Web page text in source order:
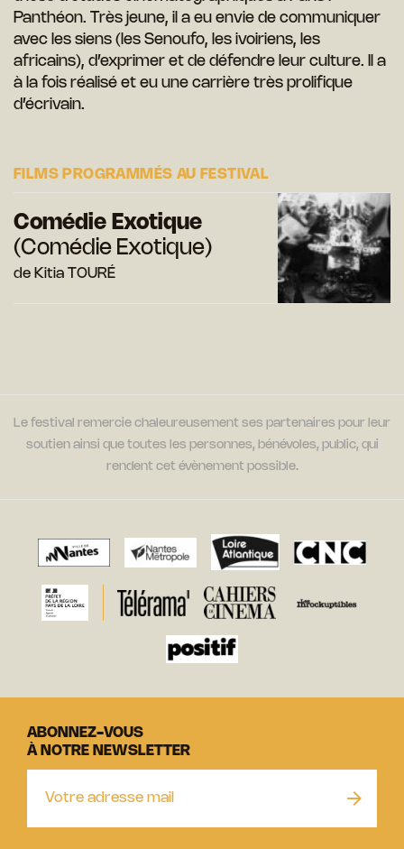
Panthéon. Très jeune, il a eu envie de communiquer
avec les siens (les Senoufo, les ivoiriens, les
africains), d’exprimer et de défendre leur culture. Il a
à la fois réalisé et eu une carrière très prolifique
d’écrivain.
FILMS PROGRAMMÉS AU FESTIVAL
Comédie Exotique
(Comédie Exotique)
de Kitia TOURÉ
Le festival remercie chaleureusement ses partenaires pour leur
soutien ainsi que toutes les personnes, bénévoles, public, qui
rendent cet évènement possible.
ABONNEZ-VOUS
À NOTRE NEWSLETTER